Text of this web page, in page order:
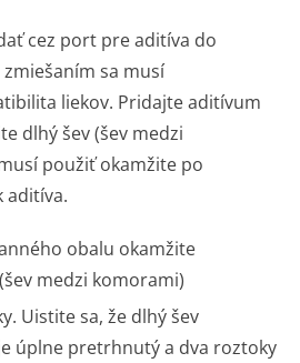
cez port pre aditíva do
sa musí
liekov. Pridajte aditívum
dlhý šev (šev medzi
použiť okamžite po
aditíva.
obalu okamžite
medzi komorami)
Uistite sa, že dlhý šev
úplne pretrhnutý a dva roztoky